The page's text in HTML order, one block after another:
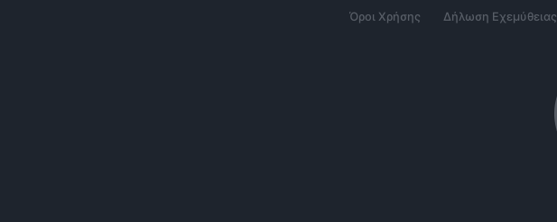
Όροι Χρήσης Δήλωση Εχεμύθειας